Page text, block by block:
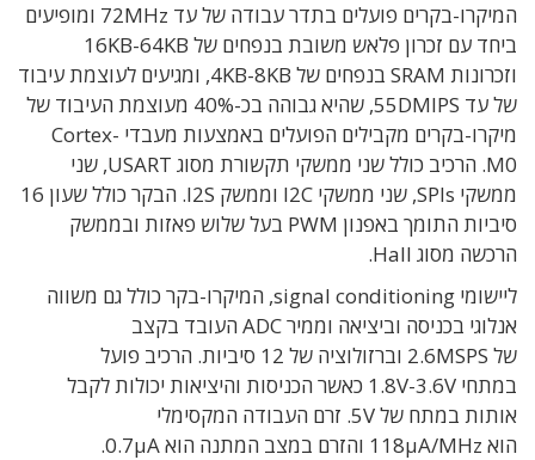
המיקרו-בקרים פועלים בתדר עבודה של עד 72MHz ומופיעים
ביחד עם זכרון פלאש משובת בנפחים של 16KB-64KB
וזכרונות SRAM בנפחים של 4KB-8KB, ומגיעים לעוצמת עיבוד
של עד 55DMIPS, שהיא גבוהה בכ-40% מעוצמת העיבוד של
מיקרו-בקרים מקבילים הפועלים באמצעות מעבדי Cortex-
M0. הרכיב כולל שני ממשקי תקשורת מסוג USART, שני
ממשקי SPIs, שני ממשקי I2C וממשק I2S. הבקר כולל שעון 16
סיביות התומך באפנון PWM בעל שלוש פאזות ובממשק
הרכשה מסוג Hall.
ליישומי signal conditioning, המיקרו-בקר כולל גם משווה
אנלוגי בכניסה וביציאה וממיר ADC העובד בקצב
של 2.6MSPS וברזולוציה של 12 סיביות. הרכיב פועל
במתחי 1.8V-3.6V כאשר הכניסות והיציאות יכולות לקבל
אותות במתח של 5V. זרם העבודה המקסימלי
הוא 118μA/MHz והזרם במצב המתנה הוא 0.7μA.